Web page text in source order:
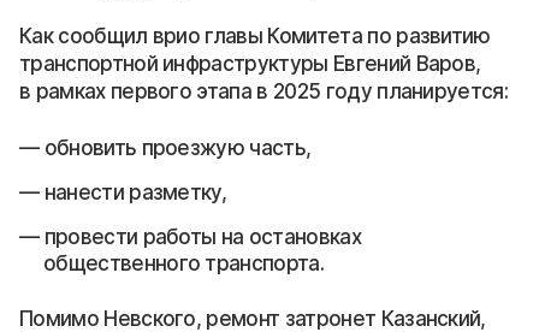
Как сообщил врио главы Комитета по развитию
транспортной инфраструктуры Евгений Варов,
в рамках первого этапа в 2025 году планируется:
обновить проезжую часть,
нанести разметку,
провести работы на остановках
общественного транспорта.
Помимо Невского, ремонт затронет Казанский,